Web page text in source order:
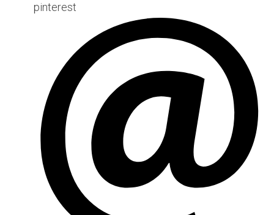
pinterest